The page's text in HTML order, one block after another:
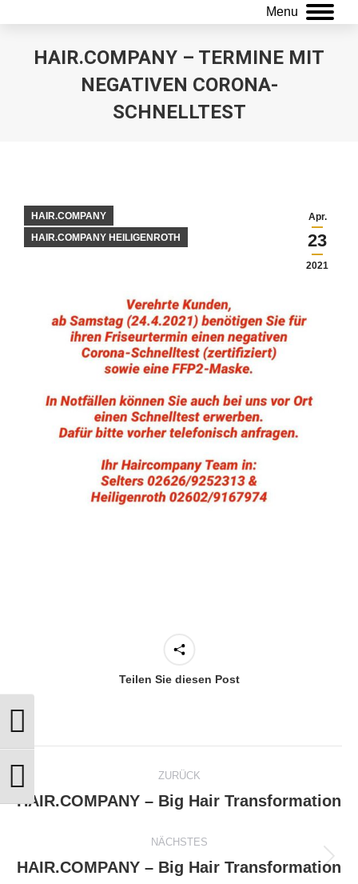
Menu
HAIR.COMPANY – TERMINE MIT
NEGATIVEN CORONA-
SCHNELLTEST
Apr.
23
2021
HAIR.COMPANY
HAIR.COMPANY HEILIGENROTH
Teilen Sie diesen Post
Kommentarnavigation
ZURÜCK
Vorheriger
HAIR.COMPANY – Big Hair Transformation
NÄCHSTES
Nächster
HAIR.COMPANY – Big Hair Transformation